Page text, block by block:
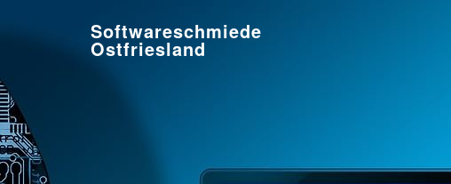
Softwareschmiede
Ostfriesland